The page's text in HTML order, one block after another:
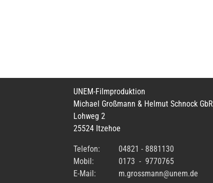
UNEM-Filmproduktion
Michael Großmann & Helmut Schnock GbR
Lohweg 2
25524 Itzehoe
Telefon:
04821 - 8881130
Mobil:
0173 - 9770765
E-Mail:
m.grossmann@unem.de